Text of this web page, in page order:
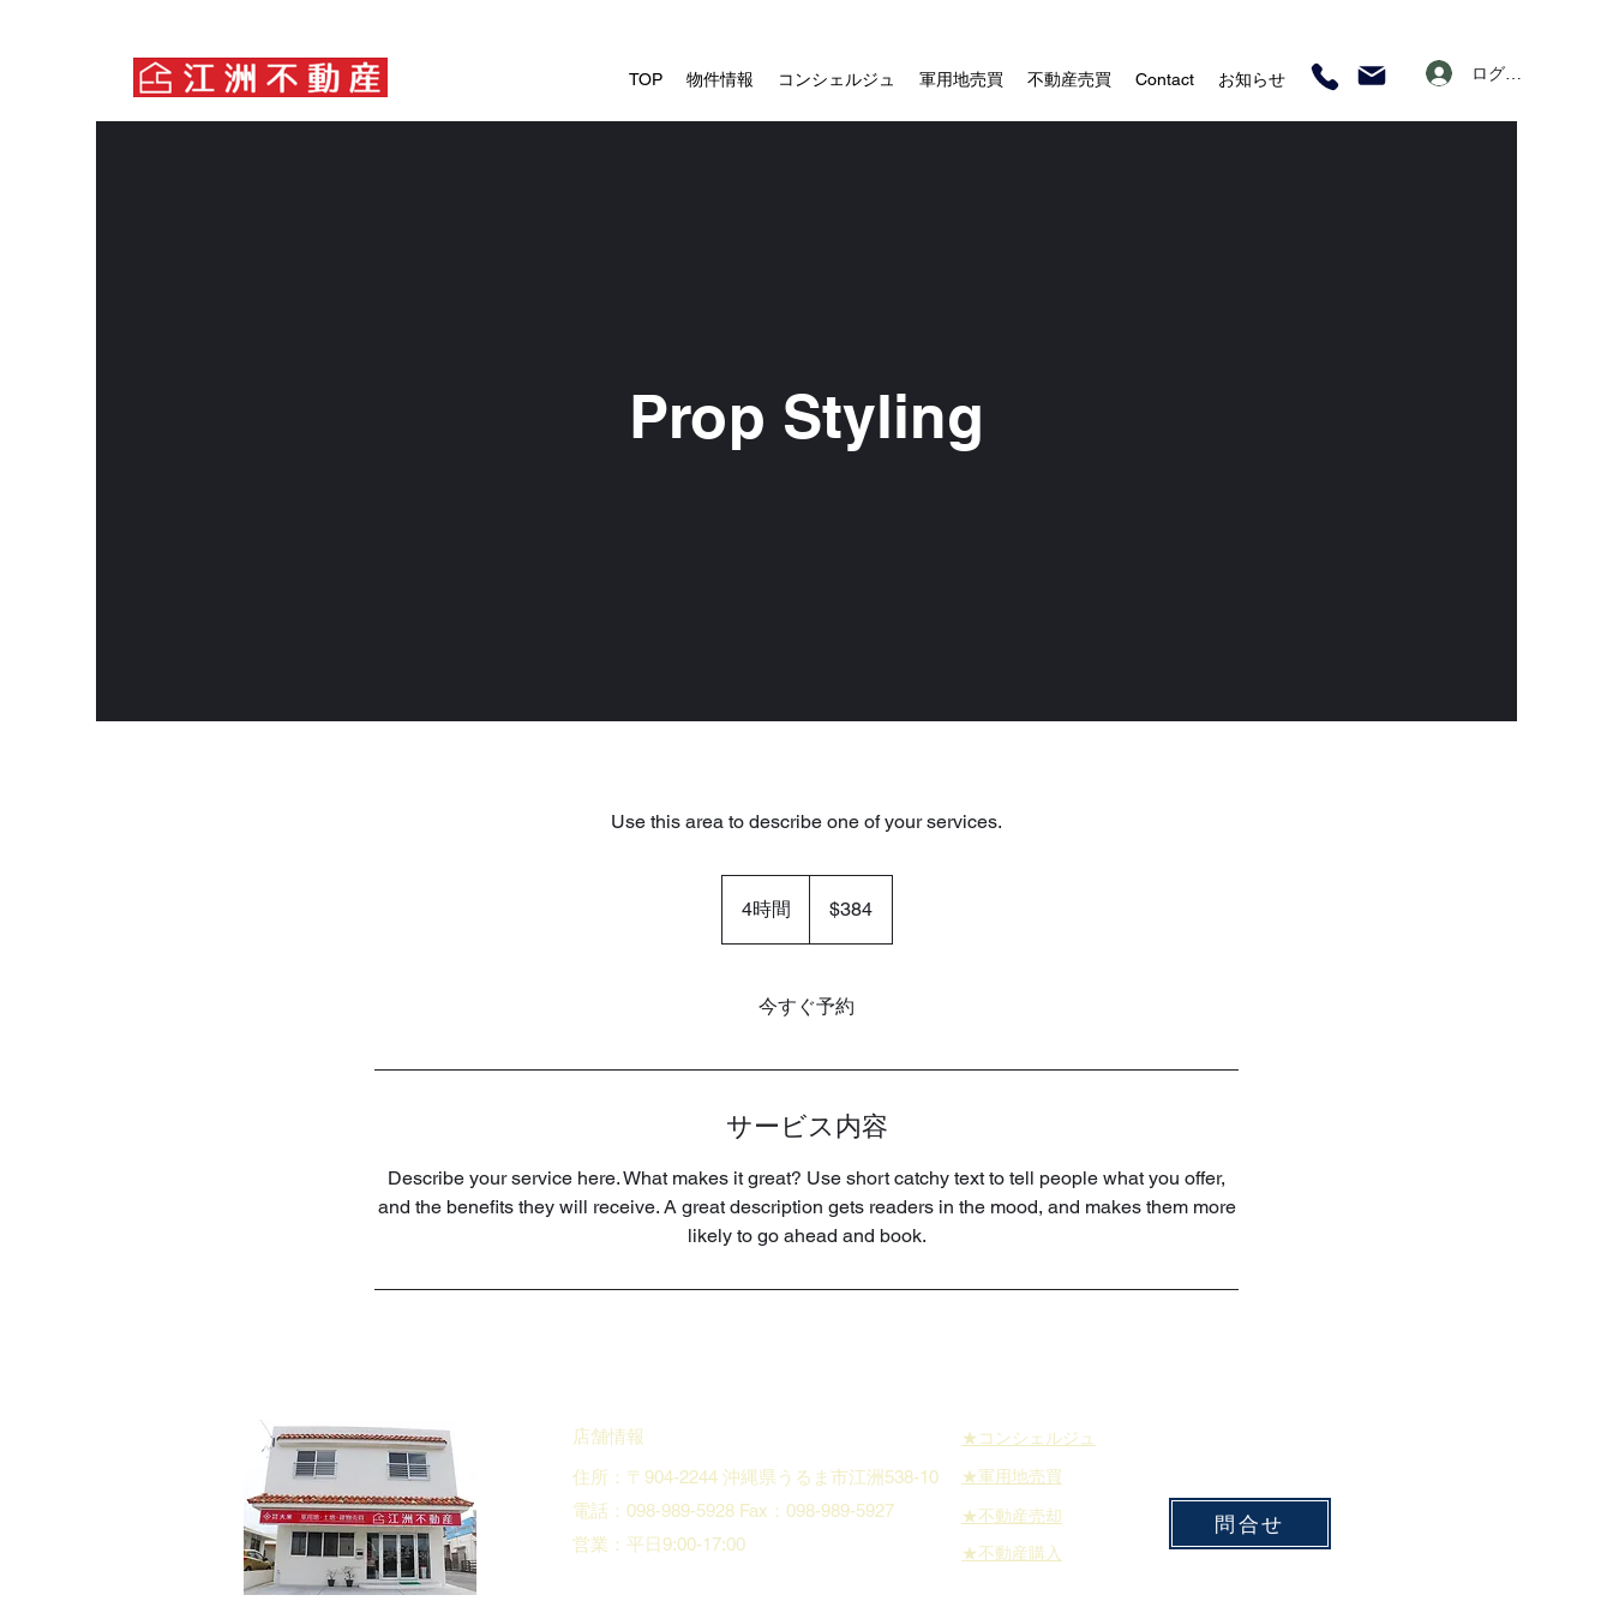
TOP 物件情報 コンシェルジュ 軍用地売買 不動産売買 Contact お知らせ ログイン
Prop Styling
Use this area to describe one of your services.
4時間
時
$384
今すぐ予約
サービス内容
Describe your service here. What makes it great? Use short catchy text to tell people what you offer,
and the benefits they will receive. A great description gets readers in the mood, and makes them more
likely to go ahead and book.
店舗情報
住所：〒904-2244 沖縄県うるま市江洲538-10
電話：098-989-5928 Fax：098-989-5927
​営業：平日9:00-17:00
★コンシェルジュ
​★軍用地売買
​★不動産売却
​★不動産購入
問合せ